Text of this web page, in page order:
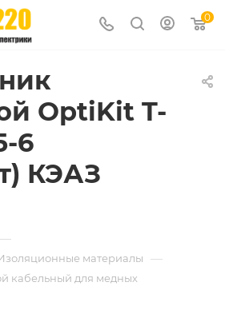
0
OptiKit T-
6
КЭАЗ
—
материалы —
кабельный для медных